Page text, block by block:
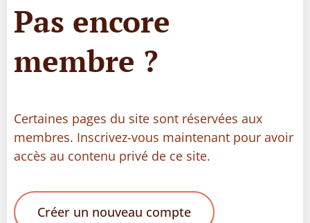
Pas encore
membre ?
Certaines pages du site sont réservées aux
membres. Inscrivez-vous maintenant pour avoir
accès au contenu privé de ce site.
Créer un nouveau compte